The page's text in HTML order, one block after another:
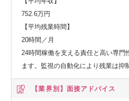
752.6万円
【平均残業時間】
20時間／月
24時間稼働を支える責任と高い専門
ます。監視の自動化により残業は抑
【業界別】 面接アドバイス